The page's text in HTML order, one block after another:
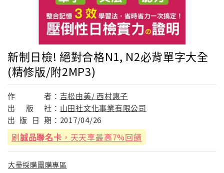
新制日檢! 絕對合格N1, N2必背單字大全
(精修版/附2MP3)
作 者： 吉松由美/ 西村惠子
出
版 社： 山田社文化事業有限公司
出 版 日 期： 2017/04/26
刷誠品聯名卡 ，天天享最高7%回饋
大量採購團購專區